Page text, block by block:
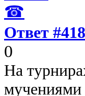
☎
Ответ
0
На
мучениями